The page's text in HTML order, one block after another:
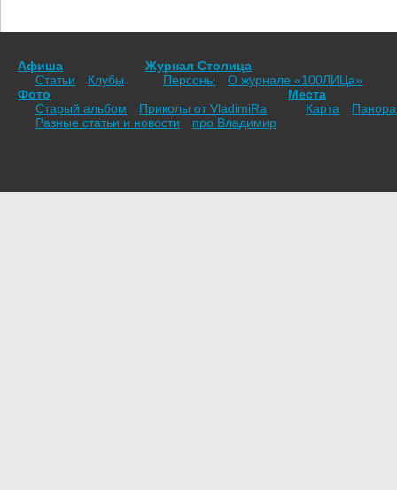
Афиша
Статьи
Клубы
Журнал Столица
Персоны
О журнале «100ЛИЦа»
Фото
Старый альбом
Приколы от VladimiRа
Места
Карта
Разные статьи и новости
про Владимир